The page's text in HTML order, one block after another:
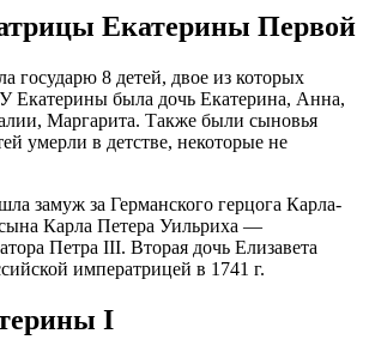
Екатерины Первой
государю 8 детей, двое из которых
Екатерины была дочь Екатерина, Анна,
Маргарита. Также были сыновья
умерли в детстве, некоторые не
замуж за Германского герцога Карла-
Карла Петера Уильриха —
Петра III. Вторая дочь Елизавета
императрицей в 1741 г.
I